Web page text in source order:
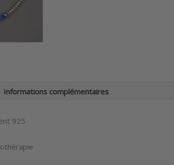
Informations complémentaires
925